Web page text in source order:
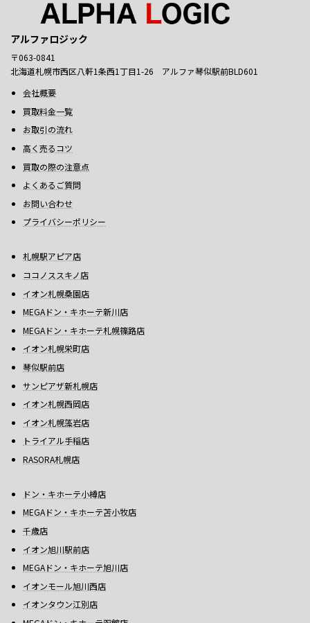
アルファロジック
〒063-0841
北海道札幌市西区八軒1条西1丁目1-26 アルファ琴似駅前BLD601
会社概要
買取料金一覧
お取引の流れ
高く売るコツ
買取の際の注意点
よくあるご質問
お問い合わせ
プライバシーポリシー
札幌駅アピア店
ココノススキノ店
イオン札幌桑園店
MEGAドン・キホーテ新川店
MEGAドン・キホーテ札幌篠路店
イオン札幌栄町店
琴似駅前店
サンピアザ新札幌店
イオン札幌西岡店
イオン札幌藻岩店
トライアル手稲店
RASORA札幌店
ドン・キホーテ小樽店
MEGAドン・キホーテ苫小牧店
千歳店
イオン旭川駅前店
MEGAドン・キホーテ旭川店
イオンモール旭川西店
イオンタウン江別店